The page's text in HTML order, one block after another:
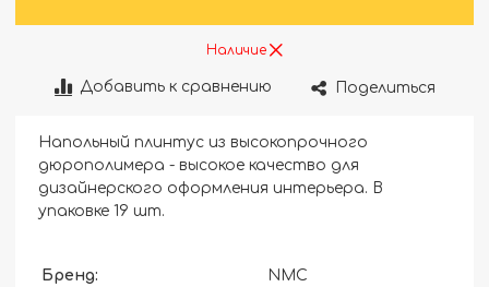
Наличие
Добавить к сравнению Поделиться
Напольный плинтус из высокопрочного
дюрополимера - высокое качество для
дизайнерского оформления интерьера. В
упаковке 19 шт.
Бренд: NMC